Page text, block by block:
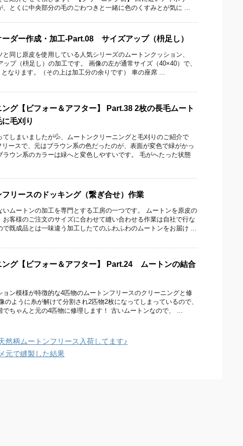
、とくに中央部分の毛のごわつきと一緒に色のくすみとが気に ...
ーダー作成・加工-Part.08 サイズアップ（枡足し）
同じ原皮を使用している人気シリーズのムートンクッション、
ップ（枡足し）の加工です。 画像の左が通常サイズ（40×40）で、
なります。（その上は加工分の余りです） 車の座席 ...
グ【ビフォー＆アフター】 Part.38 2枚の長毛ムート
毛刈り
てしまいましたが💦、ムートンクリーニングと毛刈りのご紹介で
ースで、元はブラウン系の色だったのが、表面が変色で緑がかっ
ラウン系のカラーは緑へと変色しやすいです。 毛がへたった状態
リースのドッキング（繋ぎ合せ）作業
いムートンの加工を専門とする工房の一つです。 ムートンを原皮の
お客様のご注文のサイズに合わせて縫い合わせる作業は自社で行な
で既成品とは一味違う加工したてのふわふわのムートンをお届け ...
ング【ビフォー＆アフター】 Part.24 ムートンの結合
ョン模様が特徴的な4匹物のムートンフリースのクリーニングと修
のように糸が解けて分割され2匹物2枚になってしまっているので、
でちゃんと元の4匹物に修理します！ 古いムートンなので、 ...
然柄ムートンフリース入荷してます♪
元で縫製した結果